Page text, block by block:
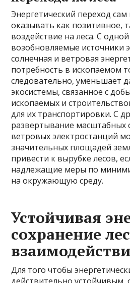
Энергетический переход
оказывать как позитивное,
воздействие на леса. С
возобновляемые источники
солнечная и ветровая
потребность в ископаемом
следовательно, уменьшает
экосистемы, связанное с
ископаемых и
для их транспортировки. С
развертывание масштабных
ветровых электростанций
значительных площадей
привести к вырубке лесов,
надлежащие меры по
на окружающую среду.
Устойчивая
сохранение
Для того чтобы